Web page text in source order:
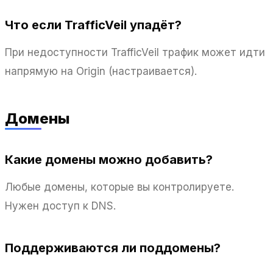
Что если TrafficVeil упадёт?
При недоступности TrafficVeil трафик может идти
напрямую на Origin (настраивается).
Домены
Какие домены можно добавить?
Любые домены, которые вы контролируете.
Нужен доступ к DNS.
Поддерживаются ли поддомены?